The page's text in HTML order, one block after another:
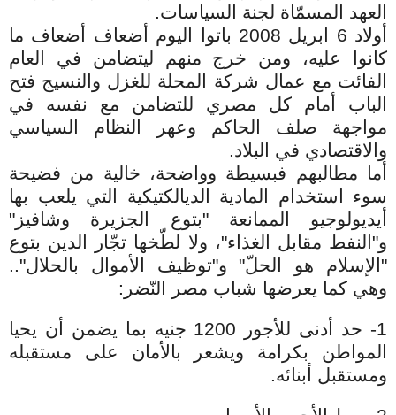
العهد المسمّاة لجنة السياسات.
أولاد 6 ابريل 2008 باتوا اليوم أضعاف أضعاف ما
كانوا عليه، ومن خرج منهم ليتضامن في العام
الفائت مع عمال شركة المحلة للغزل والنسيج فتح
الباب أمام كل مصري للتضامن مع نفسه في
مواجهة صلف الحاكم وعهر النظام السياسي
والاقتصادي في البلاد.
أما مطالبهم فبسيطة وواضحة، خالية من فضيحة
سوء استخدام المادية الديالكتيكية التي يلعب بها
أيديولوجيو الممانعة "بتوع الجزيرة وشافيز"
و"النفط مقابل الغذاء"، ولا لطّخها تجّار الدين بتوع
"الإسلام هو الحلّ" و"توظيف الأموال بالحلال"..
وهي كما يعرضها شباب مصر النّضر:
1- حد أدنى للأجور 1200 جنيه بما يضمن أن يحيا
المواطن بكرامة ويشعر بالأمان على مستقبله
ومستقبل أبنائه.